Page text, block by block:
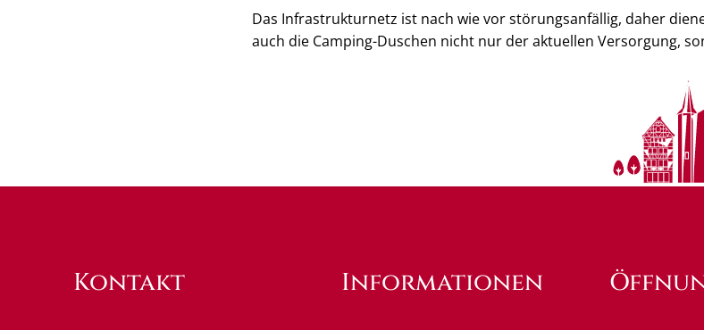
Das Infrastrukturnetz ist nach wie vor störungsanfällig, daher
auch die Camping-Duschen nicht nur der aktuellen Versorgung,
Kontakt Informationen